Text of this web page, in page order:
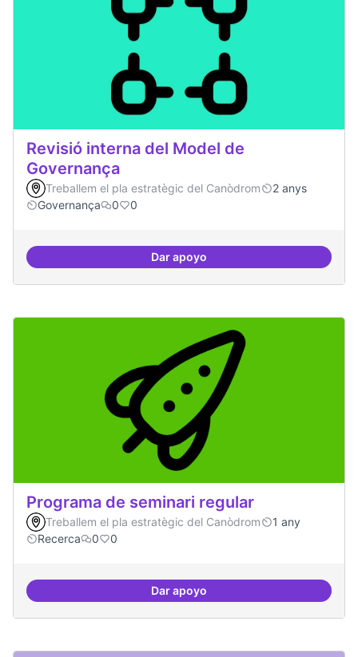
Revisió interna del Model de
Governança
Treballem el pla estratègic del Canòdrom
2 anys
Governança
0 0
Dar apoyoRevisió interna del Model de
Programa de seminari regular
Treballem el pla estratègic del Canòdrom
1 any
Recerca
0 0
Dar apoyoPrograma de seminari regular